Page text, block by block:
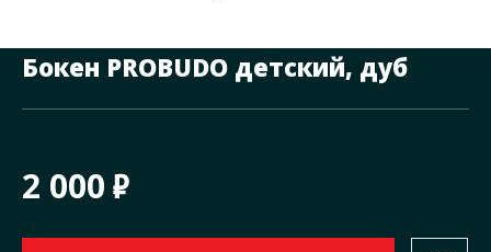
Бокен PROBUDO детский, дуб
2 000